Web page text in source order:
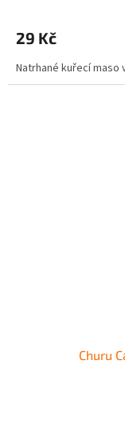
29 Kč
Natrhané kuřecí maso
Churu